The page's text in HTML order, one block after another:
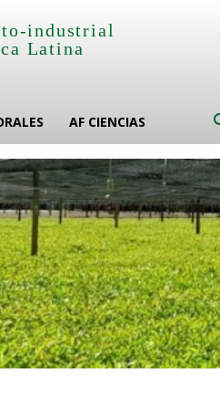
industrial
Latina
AF CIENCIAS